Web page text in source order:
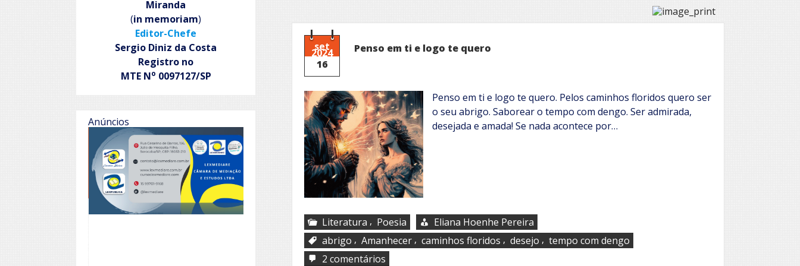
set
2024
16
Penso em ti e logo te quero
Penso em ti e logo te quero. Pelos caminhos floridos quero ser
o seu abrigo. Saborear o tempo com dengo. Ser admirada,
desejada e amada! Se nada acontece por…
Literatura , Poesia
Eliana Hoenhe Pereira
abrigo , Amanhecer , caminhos floridos , desejo , tempo com dengo
2 comentários
Miranda
(in memoriam)
Editor-Chefe
Sergio Diniz da Costa
Registro no
MTE No 0097127/SP
Anúncios